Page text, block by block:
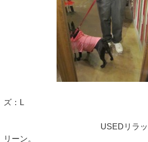
ストークT
ズ：L
USEDリラックスパ
リーン。